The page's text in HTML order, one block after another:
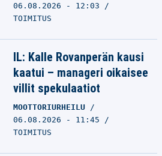
06.08.2026 - 12:03
TOIMITUS
IL: Kalle Rovanperän kausi
kaatui – manageri oikaisee
villit spekulaatiot
MOOTTORIURHEILU
06.08.2026 - 11:45
TOIMITUS